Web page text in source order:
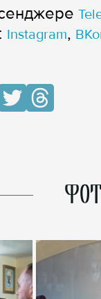
Instagram,